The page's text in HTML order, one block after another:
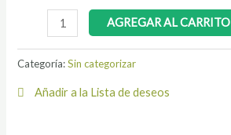
AGREGAR AL CARRITO
Categoría:Sin categorizar
Añadir a la Lista de deseos